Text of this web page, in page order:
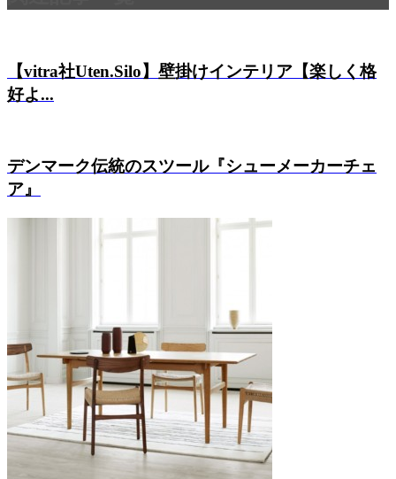
【vitra社Uten.Silo】壁掛けインテリア【楽しく格
好よ...
デンマーク伝統のスツール『シューメーカーチェ
ア』